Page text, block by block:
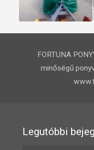
FORTUNA
minőségű
Legutóbbi